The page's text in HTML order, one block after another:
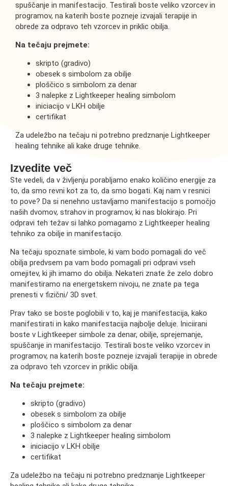
spuščanje in manifestacijo. Testirali boste veliko vzorcev in
programov, na katerih boste pozneje izvajali terapije in
obrede za odpravo teh vzorcev in priklic obilja.
Na tečaju prejmete:
skripto (gradivo)
obesek s simbolom za obilje
ploščico s simbolom za denar
3 nalepke z Lightkeeper healing simbolom
iniciacijo v LKH obilje
certifikat
Za udeležbo na tečaju ni potrebno predznanje Lightkeeper
healing tehnike ali kake druge tehnike.
Izvedite več
Ste vedeli, da v življenju porabljamo enako količino energije za
to, da smo revni kot za to, da smo bogati. Kaj nam v resnici
to pove? Da si nenehno ustavljamo manifestacijo s pomočjo
naših dvomov, strahov in programov, ki nas blokirajo. Pri
odpravi teh težav si lahko pomagamo z Lightkeeper healing
tehniko za obilje in manifestacijo.
Na tečaju spoznate simbole, ki vam bodo pomagali do več
obilja predvsem pa vam bodo pomagali pri odpravi vseh
omejitev, ki jih imamo do obilja. Nekateri znate že zelo dobro
manifestiramo na energetskem nivoju, ne znate pa tega
prenesti v fizični/ 3D svet.
Prav tako se boste poglobili v to, kaj je manifestacija, kako
manifestirati in kako manifestacija najbolje deluje. Iniciirani
boste v Lightkeeper simbole za denar, obilje, sprejemanje,
spuščanje in manifestacijo. Testirali boste veliko vzorcev in
programov, na katerih boste pozneje izvajali terapije in obrede
za odpravo teh vzorcev in priklic obilja.
Na tečaju prejmete:
skripto (gradivo)
obesek s simbolom za obilje
ploščico s simbolom za denar
3 nalepke z Lightkeeper healing simbolom
iniciacijo v LKH obilje
certifikat
Za udeležbo na tečaju ni potrebno predznanje Lightkeeper